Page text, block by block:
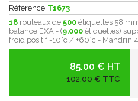
Référence T1673
18 rouleaux de 500 étiquettes 58
balance EXA - (9.000 étiquettes)
froid positif -10°c / +60°c - Mandrin
85.00 € HT
102,00 € TTC